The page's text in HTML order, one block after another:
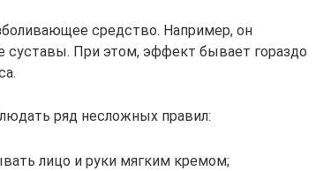
средство. Например, он
суставы. При этом, эффект бывает гораздо
ряд несложных правил:
лицо и руки мягким кремом;